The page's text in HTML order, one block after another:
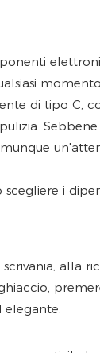
di tipo C,
alla
elegante.